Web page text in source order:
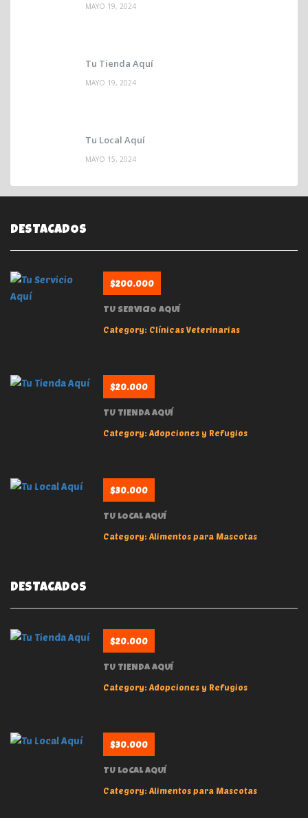
MAYO 19, 2024
Tu Tienda Aquí
MAYO 19, 2024
Tu Local Aquí
MAYO 15, 2024
DESTACADOS
$200.000
TU SERVICIO AQUÍ
Category: Clínicas Veterinarias
$20.000
TU TIENDA AQUÍ
Category: Adopciones y Refugios
$30.000
TU LOCAL AQUÍ
Category: Alimentos para Mascotas
DESTACADOS
$20.000
TU TIENDA AQUÍ
Category: Adopciones y Refugios
$30.000
TU LOCAL AQUÍ
Category: Alimentos para Mascotas